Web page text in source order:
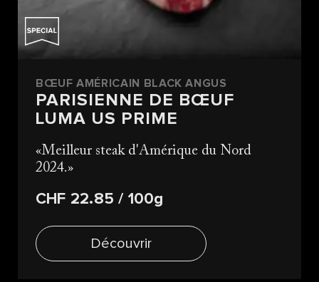
BŒUF AMÉRICAIN BLACK ANGUS
PARISIENNE DE BŒUF
LUMA US PRIME
Meilleur steak d'Amérique du Nord
2024.
CHF 22.85/ 100g
Découvrir